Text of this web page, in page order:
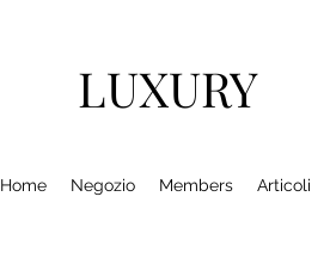
LUXURY
Home Negozio Members Articoli